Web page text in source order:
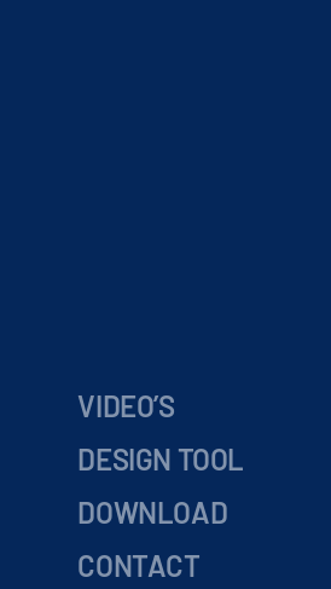
VIDEO’S
DESIGN TOOL
DOWNLOAD
CONTACT